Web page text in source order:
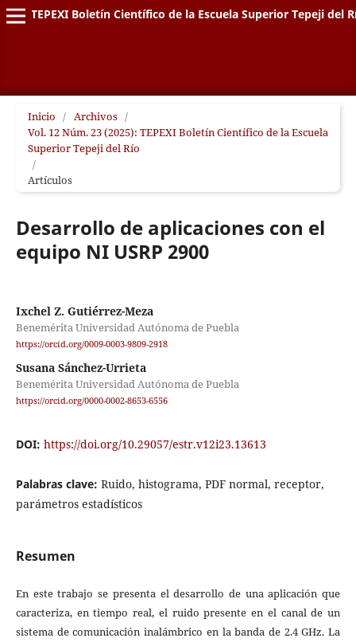
TEPEXI Boletín Científico de la Escuela Superior Tepeji del
Inicio / Archivos /
Vol. 12 Núm. 23 (2025): TEPEXI Boletín Científico de la Escuela
Superior Tepeji del Río
/
Artículos
Desarrollo de aplicaciones con el
equipo NI USRP 2900
Ixchel Z. Gutiérrez-Meza
Benemérita Universidad Autónoma de Puebla
https://orcid.org/0009-0003-9809-2918
Susana Sánchez-Urrieta
Benemérita Universidad Autónoma de Puebla
https://orcid.org/0000-0002-8653-6556
DOI: https://doi.org/10.29057/estr.v12i23.13613
Palabras clave: Ruido, histograma, PDF normal, receptor,
parámetros estadísticos
Resumen
En este trabajo se presenta el desarrollo de una aplicación que
caracteriza, en tiempo real, el ruido presente en el canal de un
sistema de comunicación inalámbrico en la banda de 2.4 GHz. La